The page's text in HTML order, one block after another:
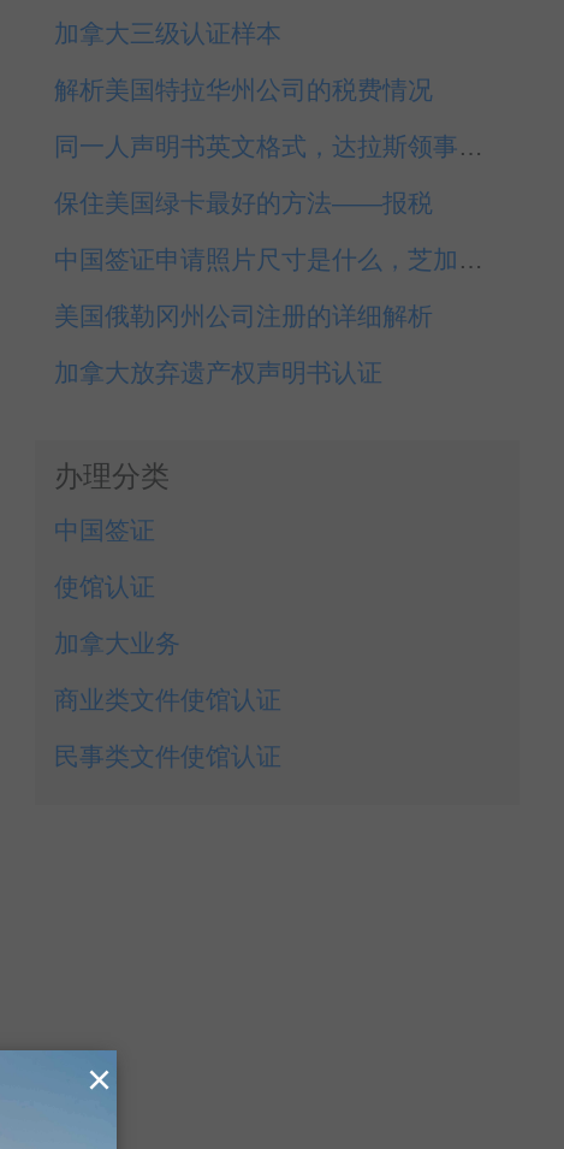
加拿大三级认证样本
解析美国特拉华州公司的税费情况
同一人声明书英文格式，达拉斯领事认证代办
保住美国绿卡最好的方法——报税
中国签证申请照片尺寸是什么，芝加哥申请中国签证
美国俄勒冈州公司注册的详细解析
加拿大放弃遗产权声明书认证
办理分类
中国签证
使馆认证
加拿大业务
商业类文件使馆认证
民事类文件使馆认证
×